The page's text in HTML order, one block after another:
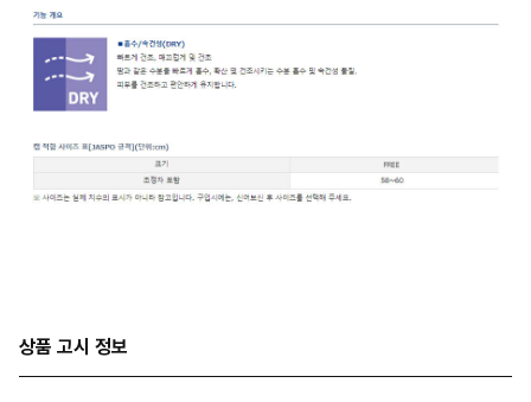
상품 고시 정보